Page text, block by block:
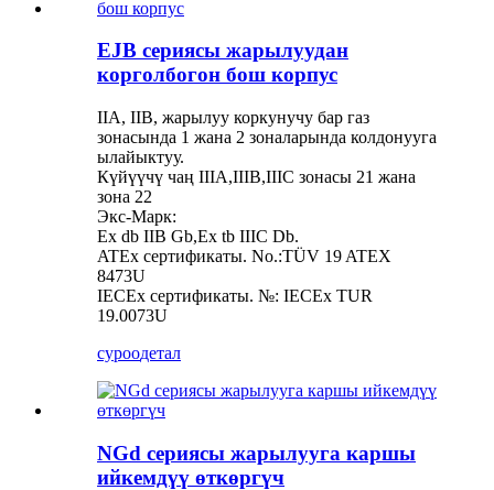
EJB сериясы жарылуудан
корголбогон бош корпус
IIA, IIB, жарылуу коркунучу бар газ
зонасында 1 жана 2 зоналарында колдонууга
ылайыктуу.
Күйүүчү чаң IIIA,IIIB,IIIC зонасы 21 жана
зона 22
Экс-Марк:
Ex db IIB Gb,Ex tb IIIC Db.
ATEx сертификаты. No.:TÜV 19 ATEX
8473U
IECEx сертификаты. №: IECEx TUR
19.0073U
суроодетал
NGd сериясы жарылууга каршы
ийкемдүү өткөргүч